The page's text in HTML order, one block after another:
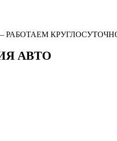
РАБОТАЕМ КРУГЛОСУТОЧНО!
АВТО